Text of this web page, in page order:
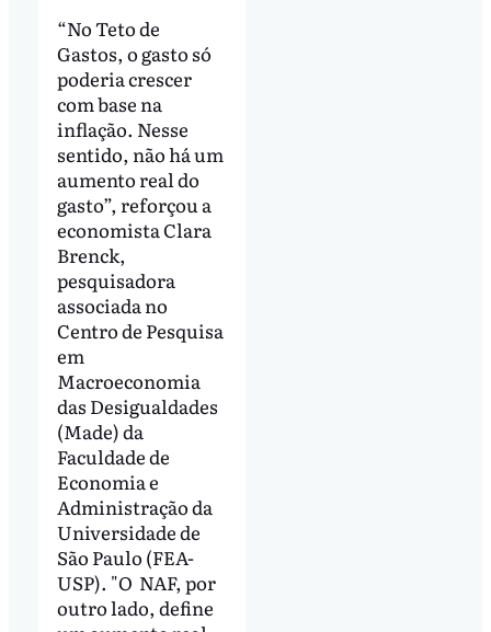
“No Teto de
Gastos, o gasto só
poderia crescer
com base na
inflação. Nesse
sentido, não há um
aumento real do
gasto”, reforçou a
economista Clara
Brenck,
pesquisadora
associada no
Centro de Pesquisa
em
Macroeconomia
das Desigualdades
(Made) da
Faculdade de
Economia e
Administração da
Universidade de
São Paulo (FEA-
USP). "O NAF, por
outro lado, define